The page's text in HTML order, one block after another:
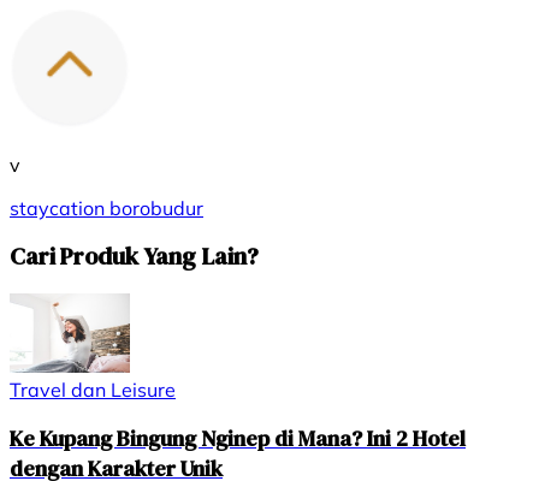
v
staycation borobudur
Cari Produk Yang Lain?
Travel dan Leisure
Ke Kupang Bingung Nginep di Mana? Ini 2 Hotel
dengan Karakter Unik